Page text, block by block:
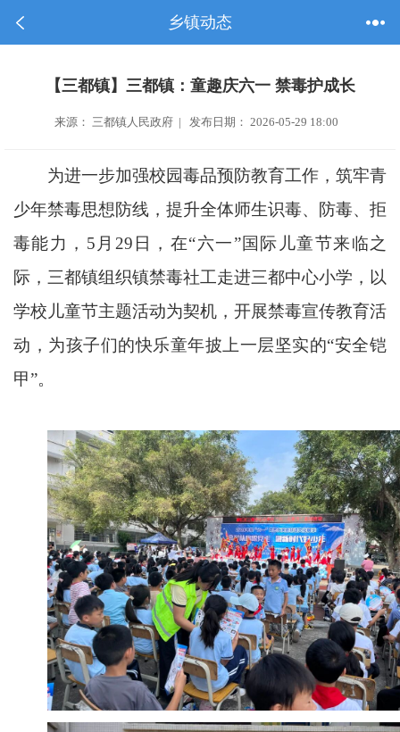
乡镇动态
【三都镇】三都镇：童趣庆六一 禁毒护成长
来源： 三都镇人民政府 | 发布日期： 2026-05-29 18:00
为进一步加强校园毒品预防教育工作，筑牢青
少年禁毒思想防线，提升全体师生识毒、防毒、拒
毒能力，5月29日，在“六一”国际儿童节来临之
际，三都镇组织镇禁毒社工走进三都中心小学，以
学校儿童节主题活动为契机，开展禁毒宣传教育活
动，为孩子们的快乐童年披上一层坚实的“安全铠
甲”。